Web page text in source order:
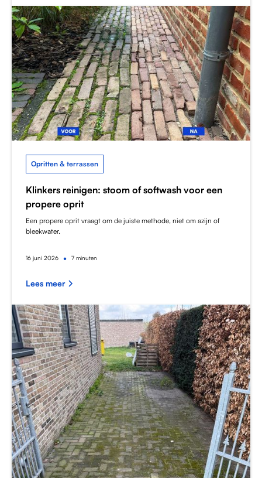
Opritten & terrassen
Klinkers reinigen: stoom of softwash voor een
propere oprit
Een propere oprit vraagt om de juiste methode, niet om azijn of
bleekwater.
16 juni 2026 • 7 minuten
Lees meer